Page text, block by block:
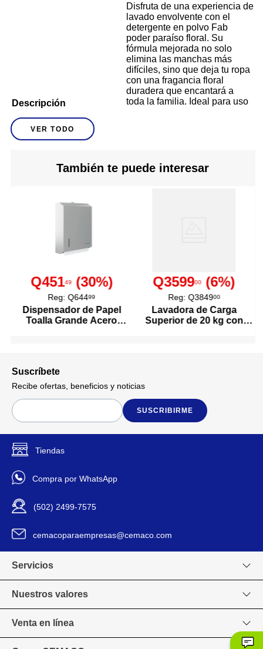
Descripción
Disfruta de una experiencia de
lavado envolvente con el
detergente en polvo Fab
poder paraíso floral. Su
fórmula mejorada no solo
elimina las manchas más
difíciles, sino que deja tu ropa
con una fragancia floral
duradera que encantará a
toda la familia. Ideal para uso
con eficiencia y rendimiento.
Elige Fab y transforma tu
Contenido
Fragancia floral de larga
Aporta frescura y suavidad a
Marca
Peso 2.5 kg
Presentación Bolsa
Tamaño
VER TODO
También te puede interesar
Q45149 (30%)
Reg: Q64499
Dispensador de Papel
Toalla Grande Acero
Q359900 (6%)
Reg: Q384900
Lavadora de Carga
Superior de 20 kg con
Suscríbete
Recibe ofertas, beneficios y noticias
SUSCRIBIRME
Tiendas
Compra por WhatsApp
(502) 2499-7575
cemacoparaempresas@cemaco.com
Servicios
Nuestros valores
Venta en línea